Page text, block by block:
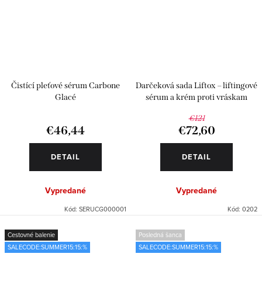
Čistící pleťové sérum Carbone
Glacé
€46,44
DETAIL
Vypredané
Kód: SERUCG000001
Darčeková sada Liftox – liftingové
sérum a krém proti vráskam
€121
€72,60
DETAIL
Vypredané
Kód: 0202
Cestovné balenie
SALECODE:SUMMER15:15:%
Posledná šanca
SALECODE:SUMMER15:15:%